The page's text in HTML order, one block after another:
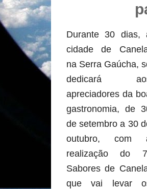
Durante 30 dias,
cidade de
na Serra Gaúcha,
dedicará
apreciadores da
gastronomia, de
de setembro a 30
outubro, com
realização do
Sabores de
que vai levar